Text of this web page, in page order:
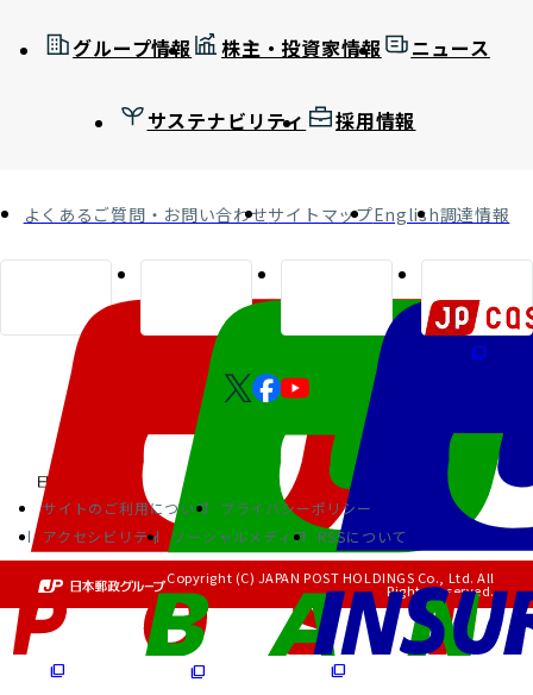
グループ情報 株主・投資家情報 ニュース
サステナビリティ 採用情報
よくあるご質問・お問い合わせサイトマップEnglish調達情報
サイトのご利用について
プライバシーポリシー
アクセシビリティ
ソーシャルメディア RSSについて
Copyright (C) JAPAN POST HOLDINGS Co., Ltd. All
Rights Reserved.